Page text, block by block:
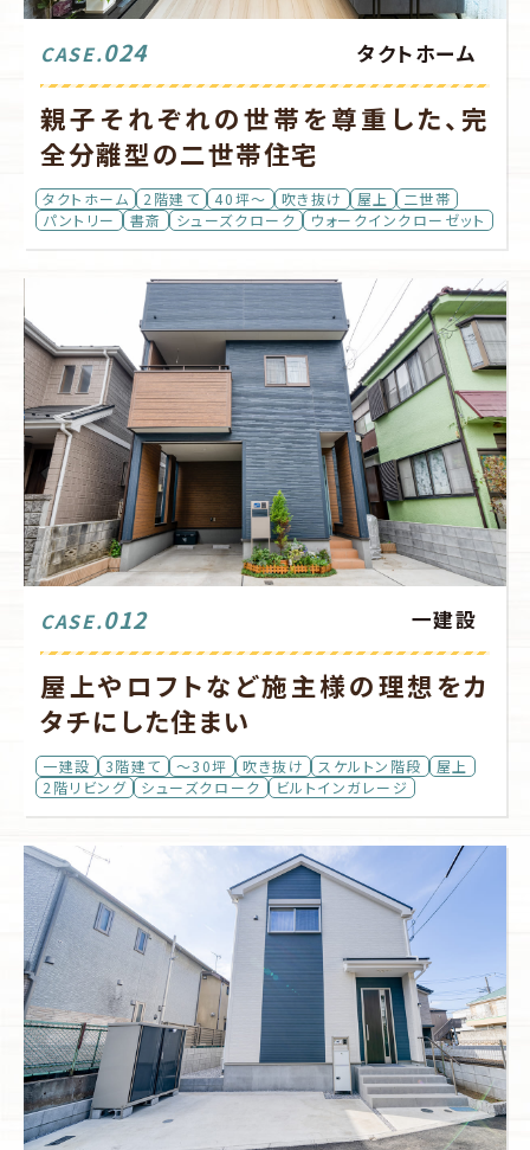
CASE.024 タクトホーム
親子それぞれの世帯を尊重した、完
全分離型の二世帯住宅
タクトホーム 2階建て 40坪～ 吹き抜け 屋上
二世帯
パントリー
書斎 シューズクローク ウォークインクローゼット
CASE.012 一建設
屋上やロフトなど施主様の理想をカ
タチにした住まい
一建設 3階建て ～30坪 吹き抜け スケルトン階段
屋上
2階リビング
シューズクローク ビルトインガレージ